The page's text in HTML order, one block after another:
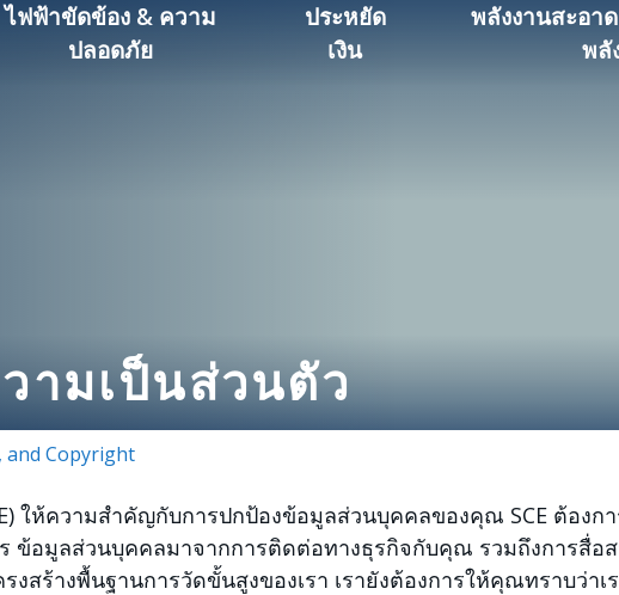
ไฟฟ้าขัดข้อง & ความ
ปลอดภัย
ประหยัด
เงิน
พลังงานสะอา
พลั
ามเป็นส่วนตัว
and Copyright
ให้ความสำคัญกับการปกป้องข้อมูลส่วนบุคคลของคุณ SCE ต้อง
ข้อมูลส่วนบุคคลมาจากการติดต่อทางธุรกิจกับคุณ รวมถึงการสื่อ
งสร้างพื้นฐานการวัดขั้นสูงของเรา เรายังต้องการให้คุณทราบว่